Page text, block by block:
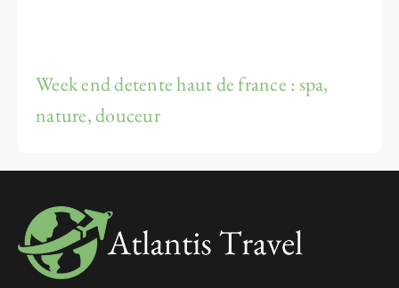
Week end detente haut de france : spa,
nature, douceur